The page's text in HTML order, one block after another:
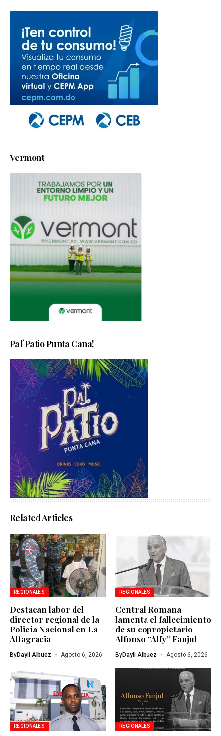
Vermont
Pal´Patio Punta Cana!
Related Articles
REGIONALES
Destacan labor del
director regional de la
Policía Nacional en La
Altagracia
ByDayli Albuez Agosto 6, 2026
REGIONALES
Central Romana
lamenta el fallecimiento
de su copropietario
Alfonso “Alfy” Fanjul
ByDayli Albuez Agosto 6, 2026
REGIONALES REGIONALES